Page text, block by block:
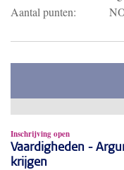
Aantal punten:
Inschrijving open
Vaardigheden -
krijgen